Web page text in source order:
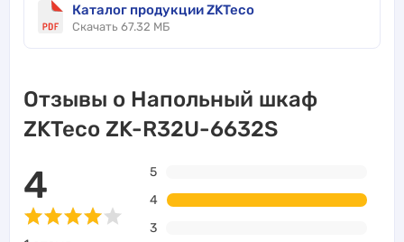
Каталог продукции ZKTeco
Скачать 67.32 МБ
Отзывы о Напольный шкаф
ZKTeco ZK-R32U-6632S
4
5
4
3